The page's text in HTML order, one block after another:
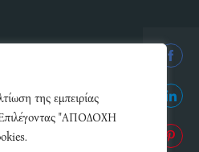
της εμπειρίας
Επιλέγοντας "ΑΠΟΔΟΧΗ
on
on